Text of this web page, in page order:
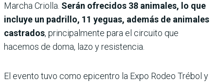
Marcha Criolla. Serán ofrecidos 38 animales, lo que
incluye un padrillo, 11 yeguas, además de animales
castrados, principalmente para el circuito que
hacemos de doma, lazo y resistencia.
El evento tuvo como epicentro la Expo Rodeo Trébol y